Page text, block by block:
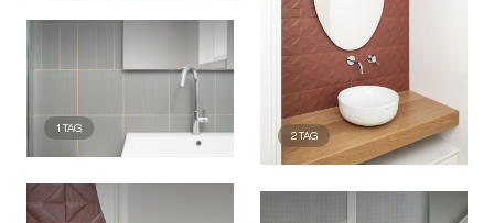
1 TAG
2TAG